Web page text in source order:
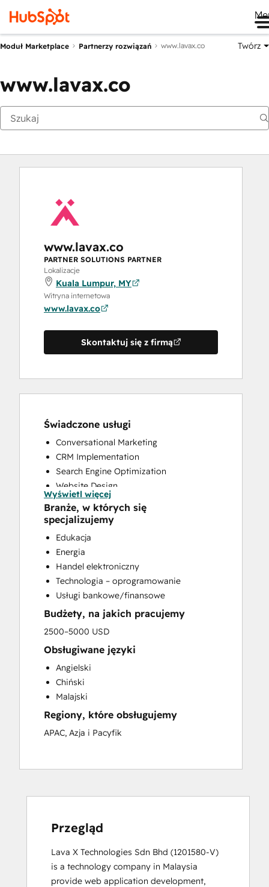
Moduł Marketplace Partnerzy rozwiązań www.lavax.co Twórz
www.lavax.co
www.lavax.co
PARTNER SOLUTIONS PARTNER
Lokalizacje
Kuala Lumpur, MY
Witryna internetowa
www.lavax.co
Skontaktuj się z firmą
Świadczone usługi
Conversational Marketing
CRM Implementation
Search Engine Optimization
Website Design
Website Development
Website Migration
Wyświetl więcej
Branże, w których się
specjalizujemy
Edukacja
Energia
Handel elektroniczny
Technologia – oprogramowanie
Usługi bankowe/finansowe
Budżety, na jakich pracujemy
2500–5000 USD
Obsługiwane języki
Angielski
Chiński
Malajski
Regiony, które obsługujemy
APAC, Azja i Pacyfik
Przegląd
Lava X Technologies Sdn Bhd (1201580-V)
is a technology company in Malaysia
provide web application development,